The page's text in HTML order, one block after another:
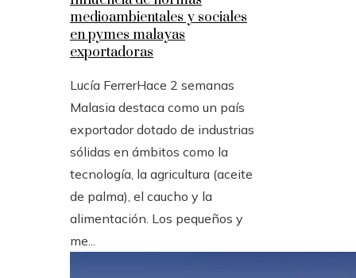
medioambientales y sociales
en pymes malayas
exportadoras
Lucía FerrerHace 2 semanas
Malasia destaca como un país
exportador dotado de industrias
sólidas en ámbitos como la
tecnología, la agricultura (aceite
de palma), el caucho y la
alimentación. Los pequeños y
me...